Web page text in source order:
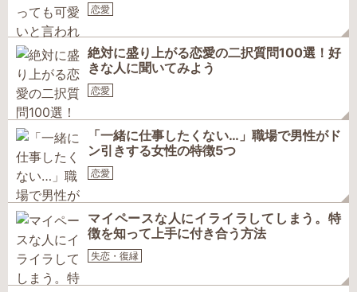
恋愛
絶対に盛り上がる恋愛の二択質問100選！好
きな人に聞いてみよう
恋愛
「一緒に仕事したくない…」職場で男性がド
ン引きする女性の特徴5つ
恋愛
マイペースな人にイライラしてしまう。特
徴を知って上手に付き合う方法
失恋・復縁